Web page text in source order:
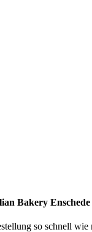
Bakery Enschede
so schnell